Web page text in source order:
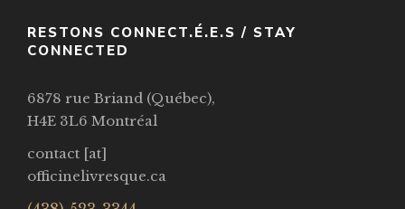
RESTONS CONNECT.É.E.S / STAY
CONNECTED
6878 rue Briand (Québec),
H4E 3L6 Montréal
contact [at]
officinelivresque.ca